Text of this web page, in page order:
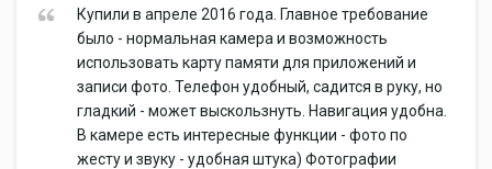
Купили в апреле 2016 года. Главное требование
было - нормальная камера и возможность
использовать карту памяти для приложений и
записи фото. Телефон удобный, садится в руку, но
гладкий - может выскользнуть. Навигация удобна.
В камере есть интересные функции - фото по
жесту и звуку - удобная штука) Фотографии